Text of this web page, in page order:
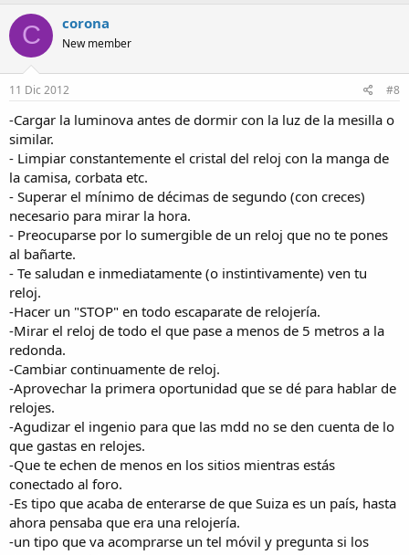
C corona
New member
11 Dic 2012 #8
-Cargar la luminova antes de dormir con la luz de la mesilla o
similar.
- Limpiar constantemente el cristal del reloj con la manga de
la camisa, corbata etc.
- Superar el mínimo de décimas de segundo (con creces)
necesario para mirar la hora.
- Preocuparse por lo sumergible de un reloj que no te pones
al bañarte.
- Te saludan e inmediatamente (o instintivamente) ven tu
reloj.
-Hacer un "STOP" en todo escaparate de relojería.
-Mirar el reloj de todo el que pase a menos de 5 metros a la
redonda.
-Cambiar continuamente de reloj.
-Aprovechar la primera oportunidad que se dé para hablar de
relojes.
-Agudizar el ingenio para que las mdd no se den cuenta de lo
que gastas en relojes.
-Que te echen de menos en los sitios mientras estás
conectado al foro.
-Es tipo que acaba de enterarse de que Suiza es un país, hasta
ahora pensaba que era una relojería.
-un tipo que va acomprarse un tel móvil y pregunta si los